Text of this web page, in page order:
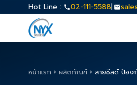
Hot Line : 02-111-5588|
หน้าแรก › ผลิตภัณฑ์ › สายชีลด์ ป้อ